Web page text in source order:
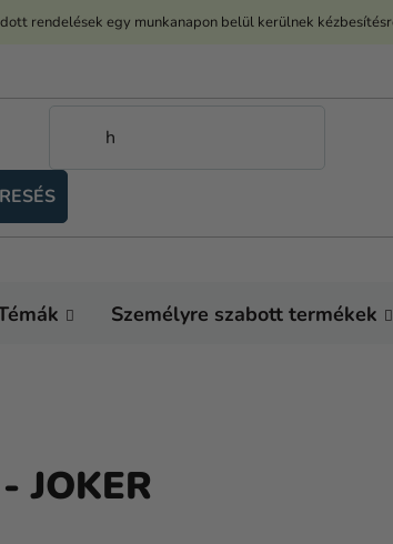
rendelések egy munkanapon belül kerülnek
Személyre szabott termékek
JOKER